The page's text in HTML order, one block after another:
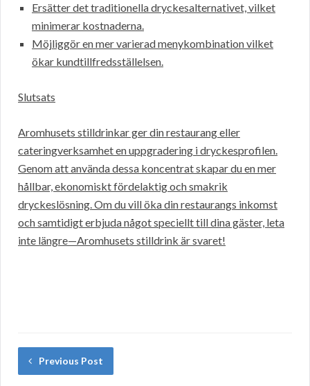
Ersätter det traditionella dryckesalternativet, vilket
minimerar kostnaderna.
Möjliggör en mer varierad menykombination vilket
ökar kundtillfredsställelsen.
Slutsats
Aromhusets stilldrinkar ger din restaurang eller
cateringverksamhet en uppgradering i dryckesprofilen.
Genom att använda dessa koncentrat skapar du en mer
hållbar, ekonomiskt fördelaktig och smakrik
dryckeslösning. Om du vill öka din restaurangs inkomst
och samtidigt erbjuda något speciellt till dina gäster, leta
inte längre—Aromhusets stilldrink är svaret!
Previous Post